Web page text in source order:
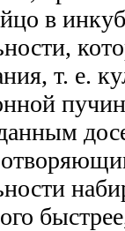
в
т. е.